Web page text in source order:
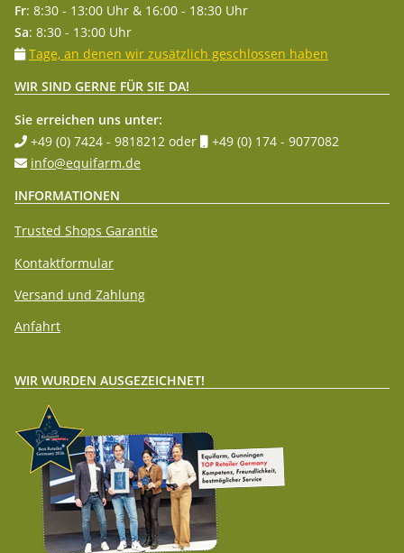
Fr: 8:30 - 13:00 Uhr & 16:00 - 18:30 Uhr
Sa: 8:30 - 13:00 Uhr
Tage, an denen wir zusätzlich geschlossen haben
WIR SIND GERNE FÜR SIE DA!
Sie erreichen uns unter:
+49 (0) 7424 - 9818212 oder
+49 (0) 174 - 9077082
info@equifarm.de
INFORMATIONEN
Trusted Shops Garantie
Kontaktformular
Versand und Zahlung
Anfahrt
WIR WURDEN AUSGEZEICHNET!